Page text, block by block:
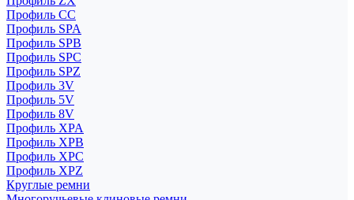
Профиль CC
Профиль SPA
Профиль SPB
Профиль SPC
Профиль SPZ
Профиль 3V
Профиль 5V
Профиль 8V
Профиль XPA
Профиль XPB
Профиль XPC
Профиль XPZ
Круглые ремни